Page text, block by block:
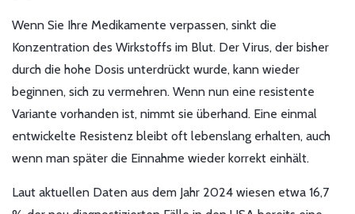
Wenn Sie Ihre Medikamente verpassen, sinkt die
Konzentration des Wirkstoffs im Blut. Der Virus, der bisher
durch die hohe Dosis unterdrückt wurde, kann wieder
beginnen, sich zu vermehren. Wenn nun eine resistente
Variante vorhanden ist, nimmt sie überhand. Eine einmal
entwickelte Resistenz bleibt oft lebenslang erhalten, auch
wenn man später die Einnahme wieder korrekt einhält.
Laut aktuellen Daten aus dem Jahr 2024 wiesen etwa 16,7